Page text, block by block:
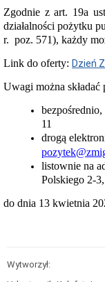
Spółdzielnia
Mieszkaniowa
w
przetarg:
nieruchomości
partnerów
Zamówienia
publiczne
Ośrodek
Pomocy
pw.
Zgodnie z art. 19a
działalności pożytku
r. poz. 571), każdy
Link do oferty: Dzień
Uwagi można składać
11
drogą
listownie na
Polskiego 2-
do dnia 13 kwietnia
Wytworzył: